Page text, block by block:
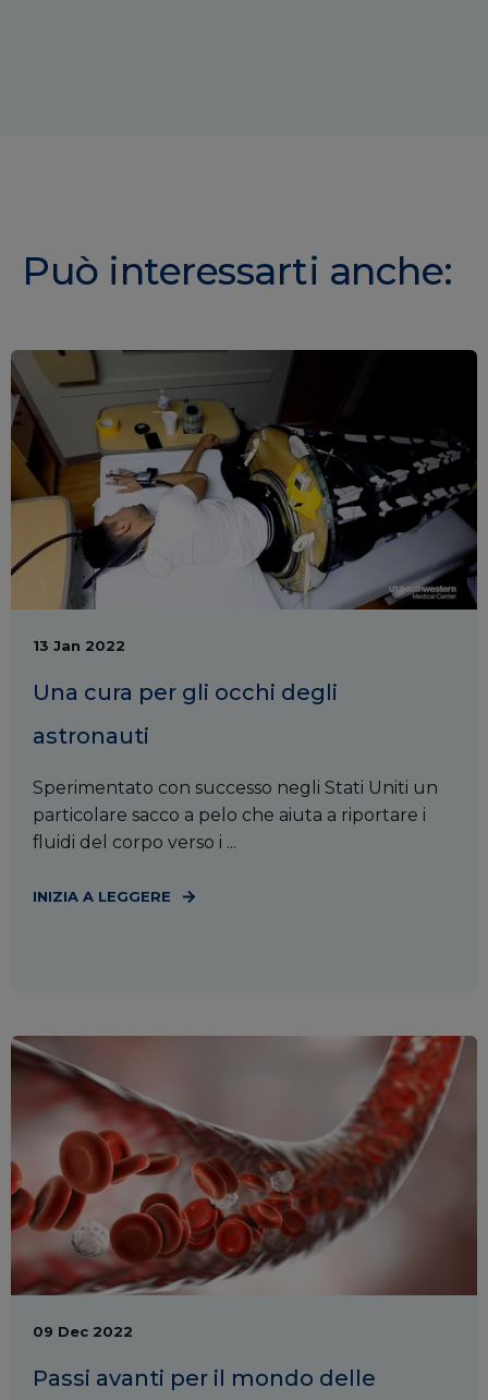
Può interessarti anche:
13 Jan 2022
Una cura per gli occhi degli
astronauti
Sperimentato con successo negli Stati Uniti un
particolare sacco a pelo che aiuta a riportare i
fluidi del corpo verso i ...
INIZIA A LEGGERE
09 Dec 2022
Passi avanti per il mondo delle